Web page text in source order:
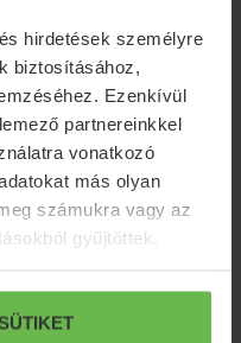
hirdetések személyre
biztosításához,
Ezenkívül
partnereinkkel
vonatkozó
más olyan
számukra vagy az
gyűjtöttek.
hogy azonnal
aktuális